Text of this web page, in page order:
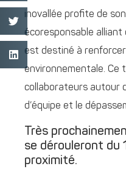
inovallée profite de
écoresponsable
est destiné à
environnementale. Ce
collaborateurs autour
d’équipe et le
Très
se dérouleront du
proximité.